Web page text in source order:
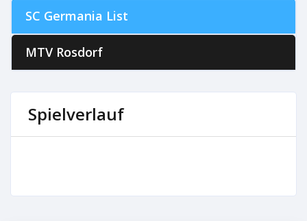
SC Germania List
MTV Rosdorf
Spielverlauf